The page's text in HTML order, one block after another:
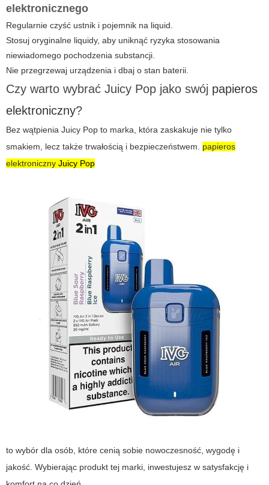
elektronicznego
Regularnie czyść ustnik i pojemnik na liquid.
Stosuj oryginalne liquidy, aby uniknąć ryzyka stosowania
niewiadomego pochodzenia substancji.
Nie przegrzewaj urządzenia i dbaj o stan baterii.
Czy warto wybrać Juicy Pop jako swój papieros
elektroniczny?
Bez wątpienia Juicy Pop to marka, która zaskakuje nie tylko
smakiem, lecz także trwałością i bezpieczeństwem. papieros
elektroniczny Juicy Pop
to wybór dla osób, które cenią sobie nowoczesność, wygodę i
jakość. Wybierając produkt tej marki, inwestujesz w satysfakcję i